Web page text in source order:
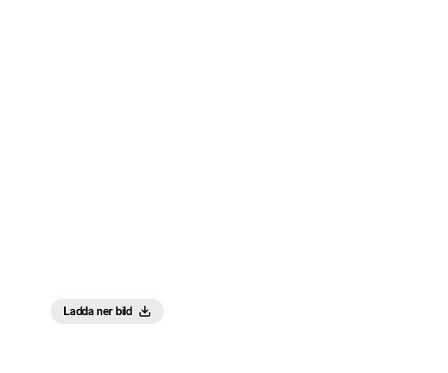
Ladda ner bild